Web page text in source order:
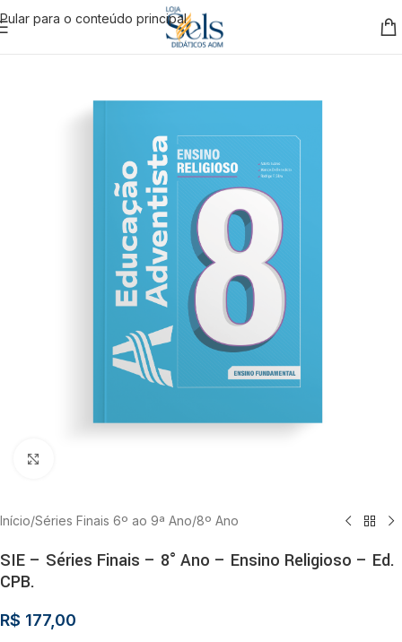
Pular para o conteúdo principal
Início/Séries Finais 6º ao 9ª Ano/8º Ano
SIE – Séries Finais – 8° Ano – Ensino Religioso – Ed.
CPB.
R$ 177,00